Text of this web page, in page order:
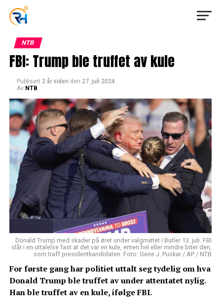
NTB
FBI: Trump ble truffet av kule
Publisert 2 år siden den 27. juli 2024
Av NTB
Donald Trump med skader på øret under valgmøtet i Butler 13. juli. FBI
slår i en uttalelse fast at det var en kule, enten hel eller mindre biter den,
som traff presidentkandidaten. Foto: Gene J. Puskar / AP / NTB
For første gang har politiet uttalt seg tydelig om hva
Donald Trump ble truffet av under attentatet nylig.
Han ble truffet av en kule, ifølge FBI.